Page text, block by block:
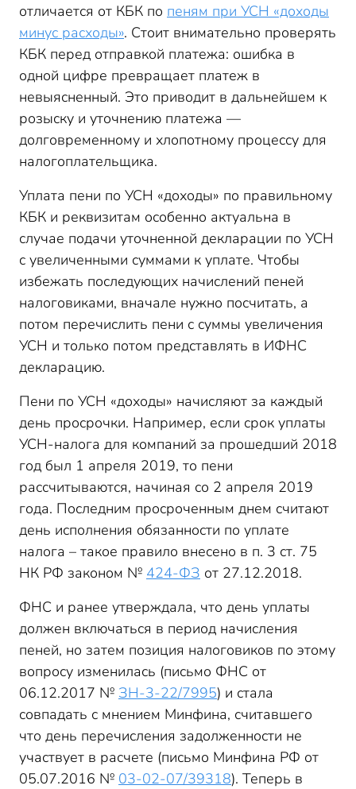
отличается от КБК по пеням при УСН «доходы
минус расходы». Стоит внимательно проверять
КБК перед отправкой платежа: ошибка в
одной цифре превращает платеж в
невыясненный. Это приводит в дальнейшем к
розыску и уточнению платежа —
долговременному и хлопотному процессу для
налогоплательщика.
Уплата пени по УСН «доходы» по правильному
КБК и реквизитам особенно актуальна в
случае подачи уточненной декларации по УСН
с увеличенными суммами к уплате. Чтобы
избежать последующих начислений пеней
налоговиками, вначале нужно посчитать, а
потом перечислить пени с суммы увеличения
УСН и только потом представлять в ИФНС
декларацию.
Пени по УСН «доходы» начисляют за каждый
день просрочки. Например, если срок уплаты
УСН-налога для компаний за прошедший 2018
год был 1 апреля 2019, то пени
рассчитываются, начиная со 2 апреля 2019
года. Последним просроченным днем считают
день исполнения обязанности по уплате
налога – такое правило внесено в п. 3 ст. 75
НК РФ законом № 424-ФЗ от 27.12.2018.
ФНС и ранее утверждала, что день уплаты
должен включаться в период начисления
пеней, но затем позиция налоговиков по этому
вопросу изменилась (письмо ФНС от
06.12.2017 № ЗН-3-22/7995) и стала
совпадать с мнением Минфина, считавшего
что день перечисления задолженности не
участвует в расчете (письмо Минфина РФ от
05.07.2016 № 03-02-07/39318). Теперь в